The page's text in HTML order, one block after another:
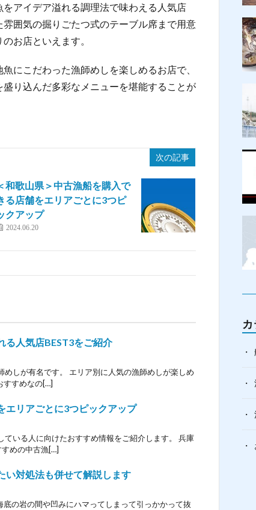
アイデア溢れる調理法で味わえる人気店
囲気の掘りごたつ式のテーブル席まで用意
お店といえます。
にこだわった漁師めしを楽しめるお店で、
り込んだ多彩なメニューを堪能することが
次の記事
和歌山県＞中古漁船を購入で
る店舗をエリアごとに3つピ
クアップ
2024.06.20
る人気店BEST3をご紹介
しが有名です。 エリア別に人気の漁師めしが楽しめ
すすめなの[…]
エリアごとに3つピックアップ
いる人に向けたおすすめ情報をご紹介します。 兵庫
めの中古漁[…]
い対処法も併せて解説します
の岩の間や凹みにハマってしまって引っかかって抜